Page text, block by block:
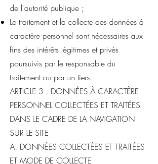
de l'autorité publique ;
Le traitement et la collecte des données à
caractère personnel sont nécessaires aux
fins des intérêts légitimes et privés
poursuivis par le responsable du
traitement ou par un tiers.
ARTICLE 3 : DONNÉES À CARACTÈRE
PERSONNEL COLLECTÉES ET TRAITÉES
DANS LE CADRE DE LA NAVIGATION
SUR LE SITE
A. DONNÉES COLLECTÉES ET TRAITÉES
ET MODE DE COLLECTE